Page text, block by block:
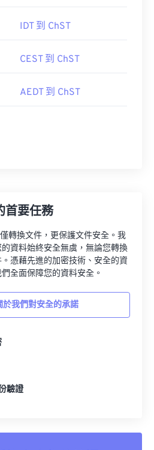
IDT 到 ChST
CEST 到 ChST
AEDT 到 ChST
首要任務
轉換文件，更保護文件安全。我
資料始終安全無虞，無論您轉換
憑藉先進的加密技術、安全的資
全面保障您的資料安全。
於我們對安全的承諾
驗證